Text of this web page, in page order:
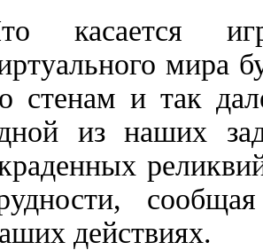
касается
мира
стенам и так
из наших
действиях.